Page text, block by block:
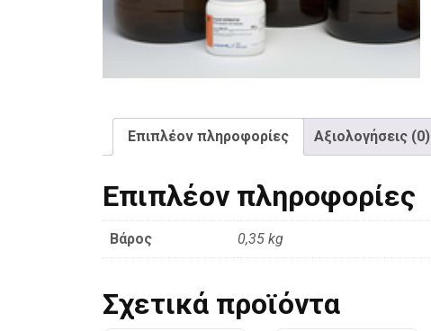
Επιπλέον πληροφορίες Αξιολογήσεις (0)
Επιπλέον πληροφορίες
Βάρος 0,35 kg
Σχετικά προϊόντα